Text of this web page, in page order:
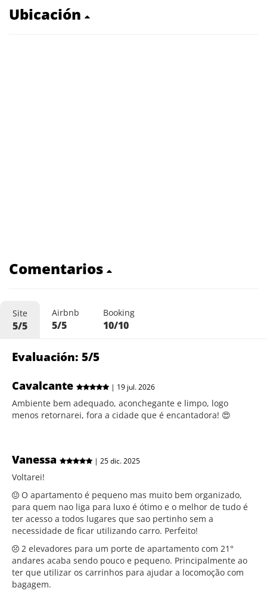
Ubicación
Comentarios
Site
5/5
Airbnb
5/5
Booking
10/10
Evaluación: 5/5
Cavalcante | 19 jul. 2026
Ambiente bem adequado, aconchegante e limpo, logo
menos retornarei, fora a cidade que é encantadora! 😍
Vanessa | 25 dic. 2025
Voltarei!
O apartamento é pequeno mas muito bem organizado,
para quem nao liga para luxo é ótimo e o melhor de tudo é
ter acesso a todos lugares que sao pertinho sem a
necessidade de ficar utilizando carro. Perfeito!
2 elevadores para um porte de apartamento com 21°
andares acaba sendo pouco e pequeno. Principalmente ao
ter que utilizar os carrinhos para ajudar a locomoção com
bagagem.